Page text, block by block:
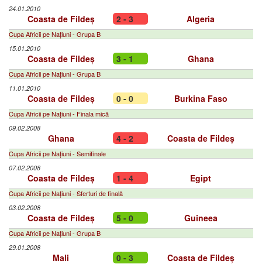
24.01.2010
Coasta de Fildeș 2 - 3 Algeria
Cupa Africii pe Națiuni - Grupa B
15.01.2010
Coasta de Fildeș 3 - 1 Ghana
Cupa Africii pe Națiuni - Grupa B
11.01.2010
Coasta de Fildeș 0 - 0 Burkina Faso
Cupa Africii pe Națiuni - Finala mică
09.02.2008
Ghana 4 - 2 Coasta de Fildeș
Cupa Africii pe Națiuni - Semifinale
07.02.2008
Coasta de Fildeș 1 - 4 Egipt
Cupa Africii pe Națiuni - Sferturi de finală
03.02.2008
Coasta de Fildeș 5 - 0 Guineea
Cupa Africii pe Națiuni - Grupa B
29.01.2008
Mali 0 - 3 Coasta de Fildeș